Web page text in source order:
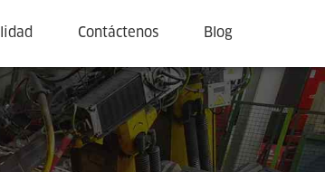
Contáctenos Blog